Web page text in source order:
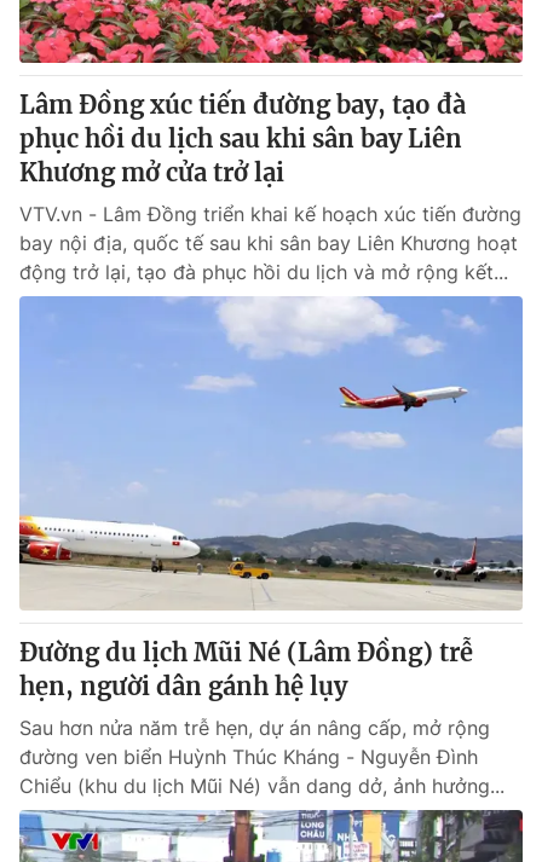
cấp ngày 29/12/2023
Tổng Biên tập:Vũ Thanh Thủy
Phó Tổng Biên tập:Nguyễn Thị Mỹ Hạnh, Phạm Quốc Thắng,
Nguyễn Trọng Ninh
Tổng đài VTV:024.38 355 931 - 024.38 355 932
Ðiện thoại Thời báo VTV:024.66 897 897
toasoan@vtv.vn
Liên hệ quảng cáo:024-7300.7108
® Cấm sao chép dưới mọi hình thức nếu không có sự chấp
thuận bằng văn bản. Ghi rõ nguồn VTV.vn khi phát hành lại
thông tin từ website này.
Lâm Đồng xúc tiến đường bay, tạo đà
phục hồi du lịch sau khi sân bay Liên
Khương mở cửa trở lại
VTV.vn - Lâm Đồng triển khai kế hoạch xúc tiến đường
bay nội địa, quốc tế sau khi sân bay Liên Khương hoạt
động trở lại, tạo đà phục hồi du lịch và mở rộng kết...
Đường du lịch Mũi Né (Lâm Đồng) trễ
hẹn, người dân gánh hệ lụy
Sau hơn nửa năm trễ hẹn, dự án nâng cấp, mở rộng
đường ven biển Huỳnh Thúc Kháng - Nguyễn Đình
Chiểu (khu du lịch Mũi Né) vẫn dang dở, ảnh hưởng...